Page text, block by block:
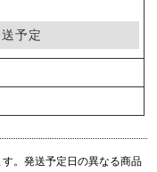
予定
。発送予定日の異なる商品